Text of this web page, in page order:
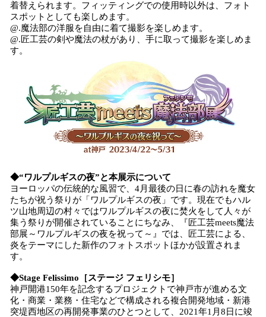
着替えられます。フィッティングでの使用時以外は、フォト
スポットとしても楽しめます。
@.魔法部の洋服を自由に着て撮影を楽しめます。
@.匠工芸の剣や魔法の杖があり、手に取って撮影を楽しめま
す。
◆“ワルプルギスの夜”と本展示について
ヨーロッパの伝統的な風習で、4月最後の日に春の訪れを魔女
たちが祝う祭りが「ワルプルギスの夜」です。現在でもハル
ツ山地周辺の村々ではワルプルギスの夜に焚火をして人々が
集う祭りが開催されていることにちなみ、『匠工芸meets魔法
部展～ワルプルギスの夜を祝って～』では、匠工芸による、
炎をテーマにした新作のフォトスポットほかが設置されま
す。
◆Stage Felissimo［ステージ フェリシモ］
神戸開港150年を記念するプロジェクトで神戸市が進める文
化・商業・業務・住宅などで構成される複合開発地域・新港
突堤西地区の再開発事業のひとつとして、2021年1月8日に竣